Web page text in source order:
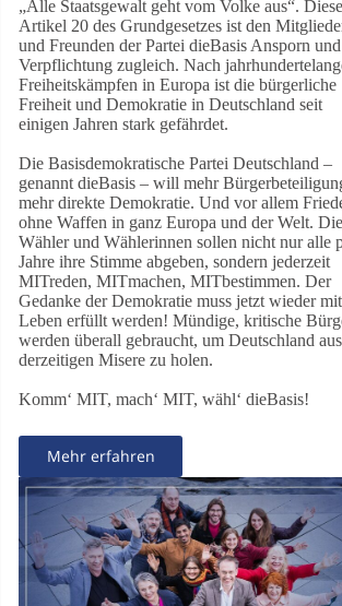
„Alle Staatsgewalt geht vom Volke aus“.
Artikel 20 des Grundgesetzes ist den
und Freunden der Partei dieBasis Ansporn und
Verpflichtung zugleich. Nach
Freiheitskämpfen in Europa ist die bürgerliche
Freiheit und Demokratie in Deutschland seit
einigen Jahren stark gefährdet.
Die Basisdemokratische Partei Deutschland –
genannt dieBasis – will mehr
mehr direkte Demokratie. Und vor allem
ohne Waffen in ganz Europa und der Welt. Die
Wähler und Wählerinnen sollen nicht nur alle
Jahre ihre Stimme abgeben, sondern jederzeit
MITreden, MITmachen, MITbestimmen. Der
Gedanke der Demokratie muss jetzt wieder mit
Leben erfüllt werden! Mündige, kritische
werden überall gebraucht, um Deutschland
derzeitigen Misere zu holen.
Komm‘ MIT, mach‘ MIT, wähl‘ dieBasis!
Mehr erfahren